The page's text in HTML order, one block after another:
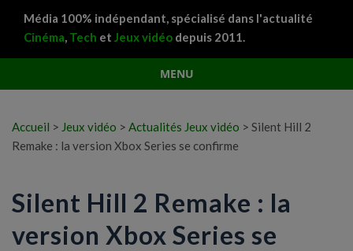
Média 100% indépendant, spécialisé dans l'actualité
Cinéma, Tech et Jeux vidéo depuis 2011.
MENU
Accueil > Jeux vidéo > Actualités Jeux vidéo > Silent Hill 2
Remake : la version Xbox Series se confirme
Silent Hill 2 Remake : la
version Xbox Series se